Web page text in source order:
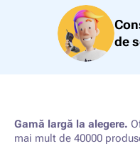
de
Gamă largă la alegere.
mai mult de 40000